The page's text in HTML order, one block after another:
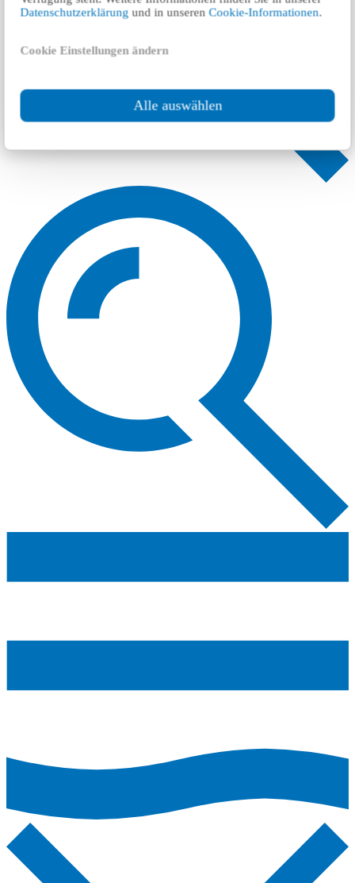
Datenschutzerklärung und in unserenCookie-Informationen.
Cookie Einstellungen ändern
Alle auswählen